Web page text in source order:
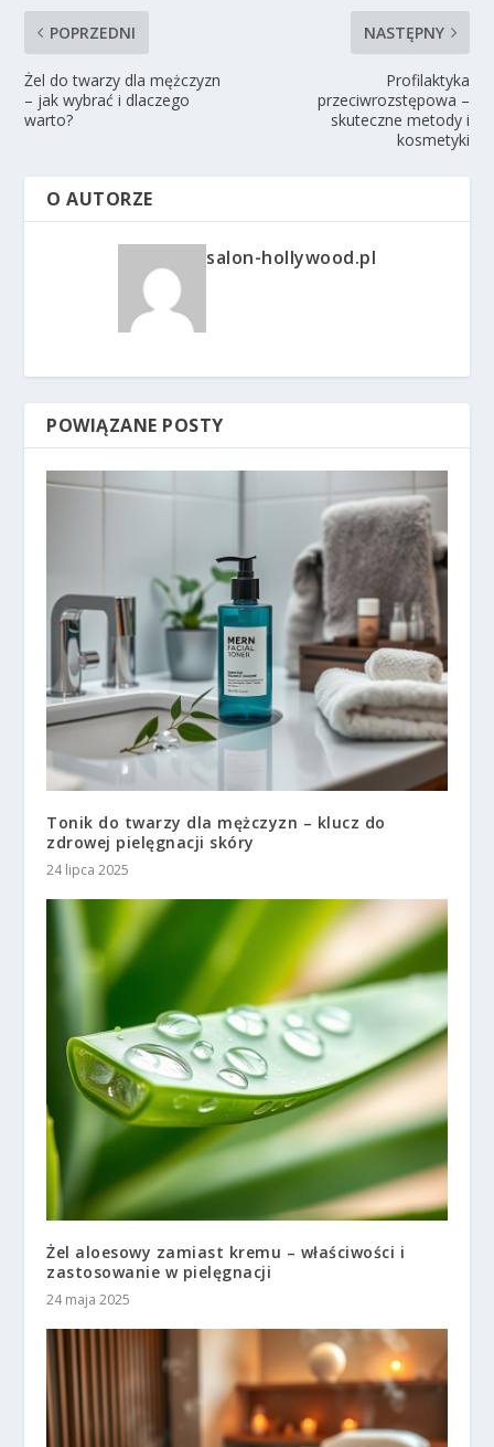
POPRZEDNI
Żel do twarzy dla mężczyzn
– jak wybrać i dlaczego
warto?
NASTĘPNY
Profilaktyka
przeciwrozstępowa –
skuteczne metody i
kosmetyki
O AUTORZE
salon-hollywood.pl
POWIĄZANE POSTY
Tonik do twarzy dla mężczyzn – klucz do
zdrowej pielęgnacji skóry
24 lipca 2025
Żel aloesowy zamiast kremu – właściwości i
zastosowanie w pielęgnacji
24 maja 2025